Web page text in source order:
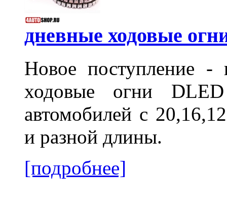
дневные ходовые
Новое поступление -
ходовые огни
автомобилей с
и разной длины.
[подробнее]